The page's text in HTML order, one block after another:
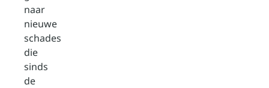
naar
nieuwe
schades
die
sinds
de